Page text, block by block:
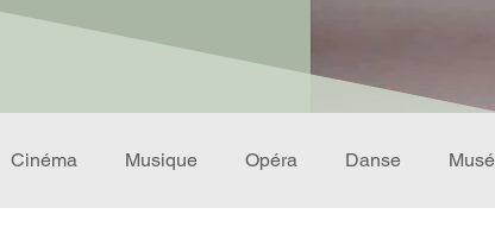
Cinéma Musique Opéra Danse